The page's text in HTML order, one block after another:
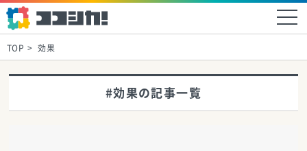
TOP 効果
#効果の記事一覧